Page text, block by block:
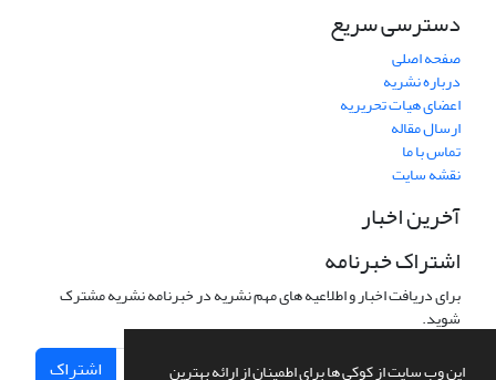
این وب سایت از کوکی ها برای اطمینان از ارائه بهترین
دسترسی سریع
صفحه اصلی
درباره نشریه
اعضای هیات تحریریه
ارسال مقاله
تماس با ما
نقشه سایت
آخرین اخبار
اشتراک خبرنامه
برای دریافت اخبار و اطلاعیه های مهم نشریه در خبرنامه نشریه مشترک
شوید.
اشتراک